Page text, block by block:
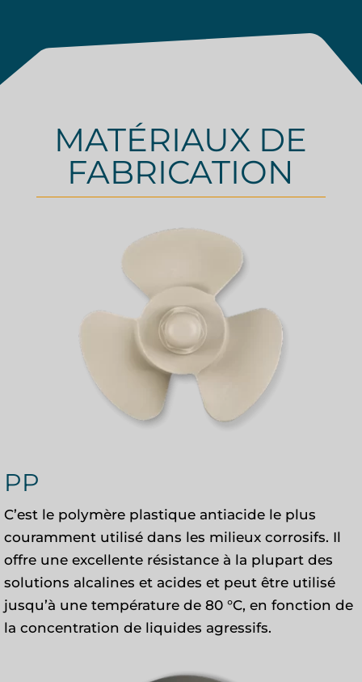
MATÉRIAUX DE
FABRICATION
PP
C’est le polymère plastique antiacide le plus
couramment utilisé dans les milieux corrosifs. Il
offre une excellente résistance à la plupart des
solutions alcalines et acides et peut être utilisé
jusqu’à une température de 80 °C, en fonction de
la concentration de liquides agressifs.